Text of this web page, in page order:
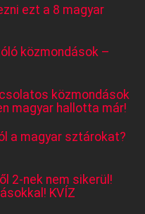
ezt a 8 magyar
közmondások –
közmondások
magyar hallotta már!
a magyar sztárokat?
2-nek nem sikerül!
KVÍZ